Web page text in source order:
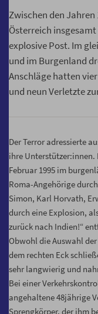
Zwischen den Jahren
Österreich
explosive Post. Im
und im Burgenland
Anschläge hatten
und neun Verletzte
Der Terror adressierte
ihre Unterstützer:innen.
Februar 1995 im
Roma-Angehörige
Simon, Karl Horvath,
durch eine Explosion,
zurück nach Indien!“
Obwohl die Auswahl
dem rechten Eck
sehr langwierig und
Bei einer
angehaltene 48jährige
Sprengkörper, der ihm